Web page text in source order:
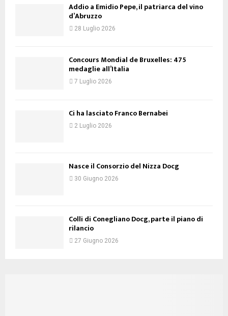
Addio a Emidio Pepe, il patriarca del vino
d’Abruzzo
28 Luglio 2026
Concours Mondial de Bruxelles: 475
medaglie all’Italia
7 Luglio 2026
Ci ha lasciato Franco Bernabei
2 Luglio 2026
Nasce il Consorzio del Nizza Docg
30 Giugno 2026
Colli di Conegliano Docg, parte il piano di
rilancio
27 Giugno 2026